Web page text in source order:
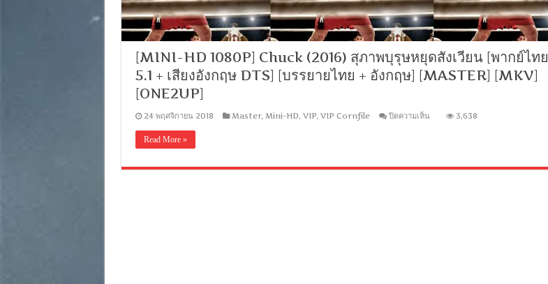
[MINI-HD 1080P] Chuck (2016) สุภาพบุรุษหยุดสังเวียน [พากย์ไทย
5.1 + เสียงอังกฤษ DTS] [บรรยายไทย + อังกฤษ] [MASTER] [MKV]
[ONE2UP]
24 พฤศจิกายน 2018 Master, Mini-HD, VIP, VIP Cornfile ปิดความเห็นบน
(2016)
3,638
Read More »